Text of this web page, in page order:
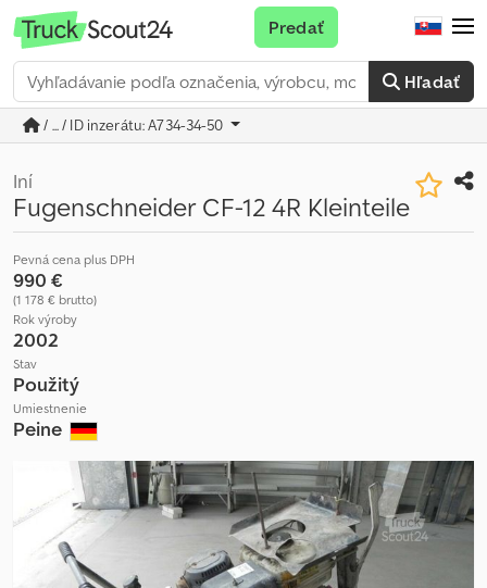
Hľadať
Predať
/ ... / ID inzerátu: A734-34-50
Iní
Fugenschneider CF-12 4R Kleinteile
Pevná cena plus DPH
990 €
(1 178 € brutto)
Rok výroby
2002
Stav
Použitý
Umiestnenie
Peine